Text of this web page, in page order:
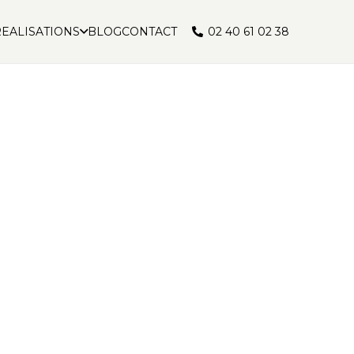
BLOGCONTACT 02 40 61 02 38